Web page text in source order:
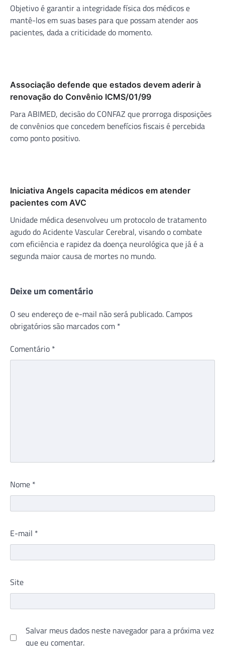
Objetivo é garantir a integridade física dos médicos e
mantê-los em suas bases para que possam atender aos
pacientes, dada a criticidade do momento.
Associação defende que estados devem aderir à
renovação do Convênio ICMS/01/99
Para ABIMED, decisão do CONFAZ que prorroga disposições
de convênios que concedem benefícios fiscais é percebida
como ponto positivo.
Iniciativa Angels capacita médicos em atender
pacientes com AVC
Unidade médica desenvolveu um protocolo de tratamento
agudo do Acidente Vascular Cerebral, visando o combate
com eficiência e rapidez da doença neurológica que já é a
segunda maior causa de mortes no mundo.
Deixe um comentário
O seu endereço de e-mail não será publicado. Campos
obrigatórios são marcados com *
Comentário *
Nome *
E-mail *
Site
Salvar meus dados neste navegador para a próxima vez
que eu comentar.